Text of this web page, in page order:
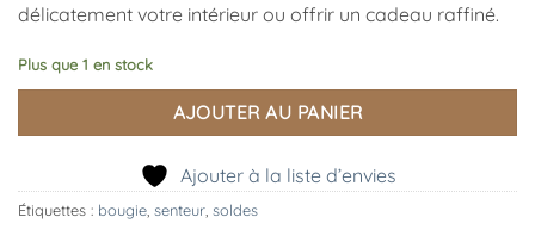
délicatement votre intérieur ou offrir un cadeau raffiné.
Plus que 1 en stock
AJOUTER AU PANIER
Ajouter à la liste d’envies
Étiquettes : bougie senteur soldes